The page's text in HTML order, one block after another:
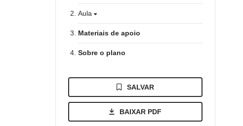
Aula
Materiais de apoio
Sobre o plano
SALVAR
BAIXAR PDF